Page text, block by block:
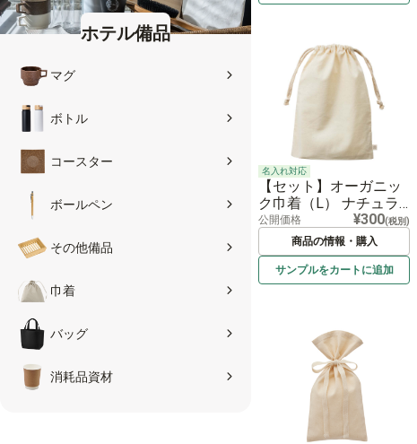
ホテル備品
マグ
ボトル
コースター
ボールペン
その他備品
巾着
バッグ
消耗品資材
名入れ対応
【セット】オーガニッ
ク巾着（L） ナチュラ
ル
公開価格 ¥300(税別)
商品の情報・購入
サンプルをカートに追加